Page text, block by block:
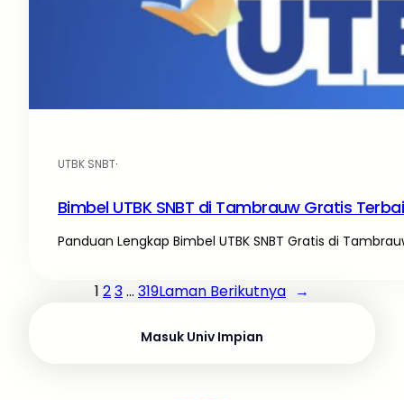
UTBK SNBT·
Bimbel UTBK SNBT di Tambrauw Gratis
Panduan Lengkap Bimbel UTBK SNBT Gratis di
1 23… 319Laman Berikutnya →
Masuk Univ Impian